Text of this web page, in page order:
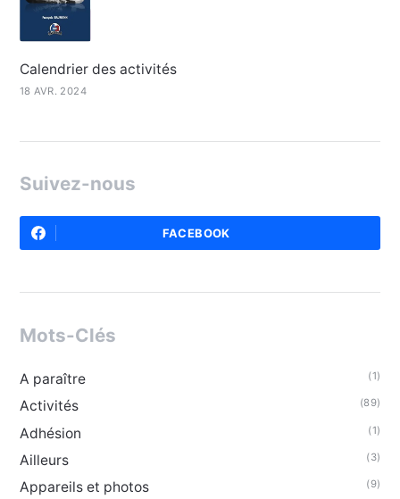
Calendrier des activités
18 AVR. 2024
Suivez-nous
FACEBOOK
Mots-Clés
A paraître (1)
Activités (89)
Adhésion (1)
Ailleurs (3)
Appareils et photos (9)